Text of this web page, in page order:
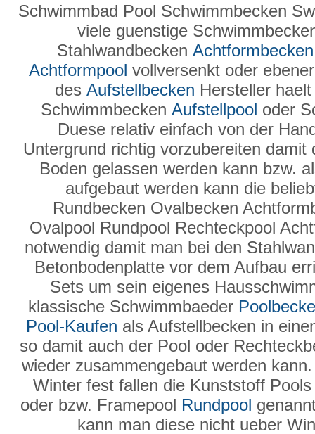
Schwimmbad Pool Schwimmbecken
viele guenstige
Stahlwandbecken Achtformbecken
Achtformpool vollversenkt oder
des Aufstellbecken Hersteller
Schwimmbecken Aufstellpool oder
Duese relativ einfach von der
Untergrund richtig vorzubereiten damit
Boden gelassen werden kann bzw.
aufgebaut werden kann die
Rundbecken Ovalbecken
Ovalpool Rundpool Rechteckpool
notwendig damit man bei den
Betonbodenplatte vor dem Aufbau
Sets um sein eigenes
klassische Schwimmbaeder
Pool-Kaufen als Aufstellbecken in
so damit auch der Pool oder
wieder zusammengebaut werden
Winter fest fallen die Kunststoff
oder bzw. Framepool Rundpool
kann man diese nicht ueber